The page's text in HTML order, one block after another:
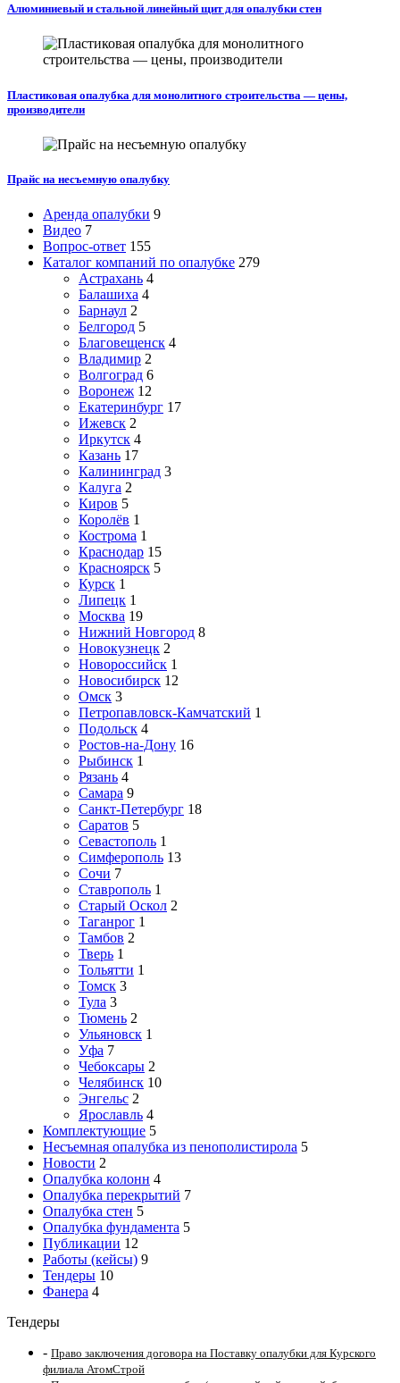
Алюминиевый и стальной линейный щит для опалубки стен
Пластиковая опалубка для монолитного строительства — цены,
производители
Прайс на несъемную опалубку
Аренда опалубки 9
Видео 7
Вопрос-ответ 155
Каталог компаний по опалубке 279
Астрахань 4
Балашиха 4
Барнаул 2
Белгород 5
Благовещенск 4
Владимир 2
Волгоград 6
Воронеж 12
Екатеринбург 17
Ижевск 2
Иркутск 4
Казань 17
Калининград 3
Калуга 2
Киров 5
Королёв 1
Кострома 1
Краснодар 15
Красноярск 5
Курск 1
Липецк 1
Москва 19
Нижний Новгород 8
Новокузнецк 2
Новороссийск 1
Новосибирск 12
Омск 3
Петропавловск-Камчатский 1
Подольск 4
Ростов-на-Дону 16
Рыбинск 1
Рязань 4
Самара 9
Санкт-Петербург 18
Саратов 5
Севастополь 1
Симферополь 13
Сочи 7
Ставрополь 1
Старый Оскол 2
Таганрог 1
Тамбов 2
Тверь 1
Тольятти 1
Томск 3
Тула 3
Тюмень 2
Ульяновск 1
Уфа 7
Чебоксары 2
Челябинск 10
Энгельс 2
Ярославль 4
Комплектующие 5
Несъемная опалубка из пенополистирола 5
Новости 2
Опалубка колонн 4
Опалубка перекрытий 7
Опалубка стен 5
Опалубка фундамента 5
Публикации 12
Работы (кейсы) 9
Тендеры 10
Фанера 4
Тендеры
- Право заключения договора на Поставку опалубки для Курского
филиала АтомСтрой